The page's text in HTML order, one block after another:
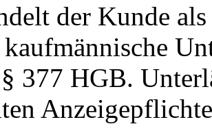
der Kunde
377 HGB.